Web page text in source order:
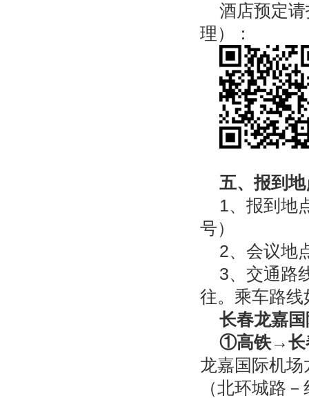
酒店预定
理）：
五、报到
1、报到地
号）
2、会议地
3、交通路
往。乘车路线
长春龙嘉
①高铁→长
龙嘉国际机
（北环城路